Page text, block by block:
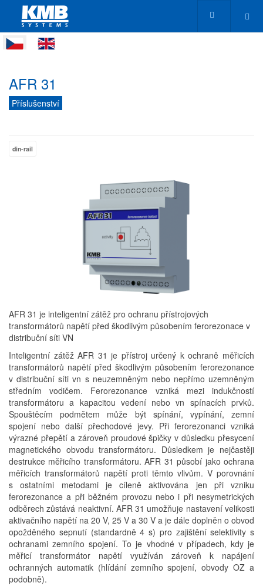
AFR 31
Příslušenství
din-rail
AFR 31 je inteligentní zátěž pro ochranu přístrojových
transformátorů napětí před škodlivým působením ferorezonace v
distribuční síti VN
Inteligentní zátěž AFR 31 je přístroj určený k ochraně měřicích
transformátorů napětí před škodlivým působením ferorezonance
v distribuční síti vn s neuzemněným nebo nepřímo uzemněným
středním vodičem. Ferorezonance vzniká mezi indukčností
transformátoru a kapacitou vedení nebo vn spínacích prvků.
Spouštěcím podmětem může být spínání, vypínání, zemní
spojení nebo další přechodové jevy. Při ferorezonanci vzniká
výrazné přepětí a zároveň proudové špičky v důsledku přesycení
magnetického obvodu transformátoru. Důsledkem je nejčastěji
destrukce měřicího transformátoru. AFR 31 působí jako ochrana
měřicích transformátorů napětí proti těmto vlivům. V porovnání
s ostatními metodami je cíleně aktivována jen při vzniku
ferorezonance a při běžném provozu nebo i při nesymetrických
odběrech zůstává neaktivní. AFR 31 umožňuje nastavení velikosti
aktivačního napětí na 20 V, 25 V a 30 V a je dále doplněn o obvod
opožděného sepnutí (standardně 4 s) pro zajištění selektivity s
ochranami zemního spojení. To je vhodné v případech, kdy je
měřicí transformátor napětí využíván zároveň k napájení
ochranných automatik (hlídání zemního spojení, obvody OZ a
podobně).